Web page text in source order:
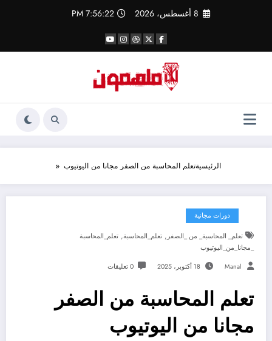
8 أغسطس، 2026 7:56:23 PM
الرئيسيةتعلم المحاسبة من الصفر مجانا من اليوتيوب
دورات مجانية
تعلم_ المحاسبة_ من _الصفر , تعلم_المحاسبة, تعلم_المحاسبة
_مجانا_من_اليوتيوب
Manal 18 أكتوبر، 2025 0 تعليقات
تعلم المحاسبة من الصفر
مجانا من اليوتيوب